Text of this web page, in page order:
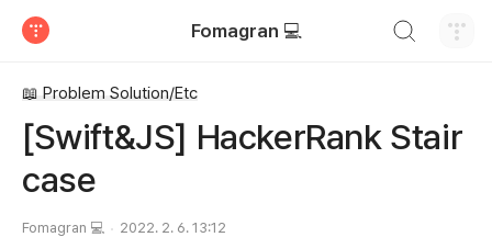
Fomagran 💻
📖 Problem Solution/Etc
[Swift&JS] HackerRank Stair
case
Fomagran 💻 2022. 2. 6. 13:12